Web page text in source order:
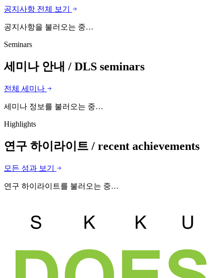
공지사항 전체 보기
공지사항을 불러오는 중…
Seminars
세미나 안내 / DLS seminars
전체 세미나
세미나 정보를 불러오는 중…
Highlights
연구 하이라이트 / recent achievements
모든 성과 보기
연구 하이라이트를 불러오는 중…